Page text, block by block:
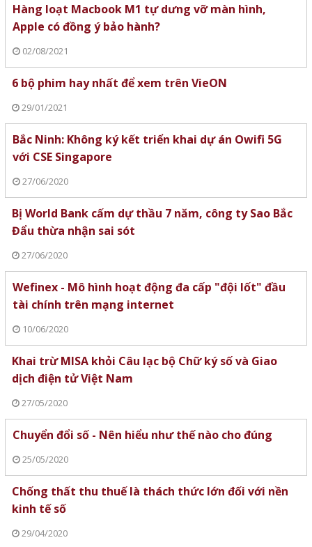
Hàng loạt Macbook M1 tự dưng vỡ màn hình,
Apple có đồng ý bảo hành?
02/08/2021
6 bộ phim hay nhất để xem trên VieON
29/01/2021
Bắc Ninh: Không ký kết triển khai dự án Owifi 5G
với CSE Singapore
27/06/2020
Bị World Bank cấm dự thầu 7 năm, công ty Sao Bắc
Đẩu thừa nhận sai sót
27/06/2020
Wefinex - Mô hình hoạt động đa cấp "đội lốt" đầu
tài chính trên mạng internet
10/06/2020
Khai trừ MISA khỏi Câu lạc bộ Chữ ký số và Giao
dịch điện tử Việt Nam
27/05/2020
Chuyển đổi số - Nên hiểu như thế nào cho đúng
25/05/2020
Chống thất thu thuế là thách thức lớn đối với nền
kinh tế số
29/04/2020